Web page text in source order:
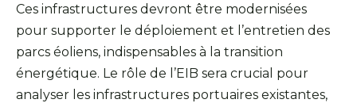
Ces infrastructures devront être modernisées
pour supporter le déploiement et l’entretien des
parcs éoliens, indispensables à la transition
énergétique. Le rôle de l’EIB sera crucial pour
analyser les infrastructures portuaires existantes,